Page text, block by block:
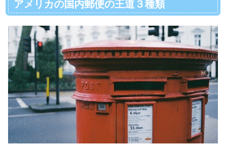
アメリカの国内郵便の王道３種類